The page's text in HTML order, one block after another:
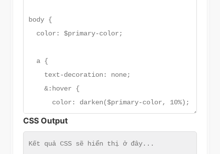
CSS Output